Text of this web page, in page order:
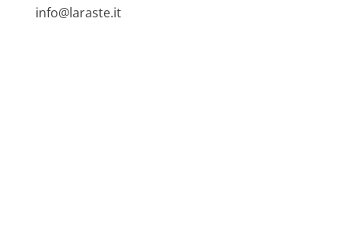
info@laraste.it